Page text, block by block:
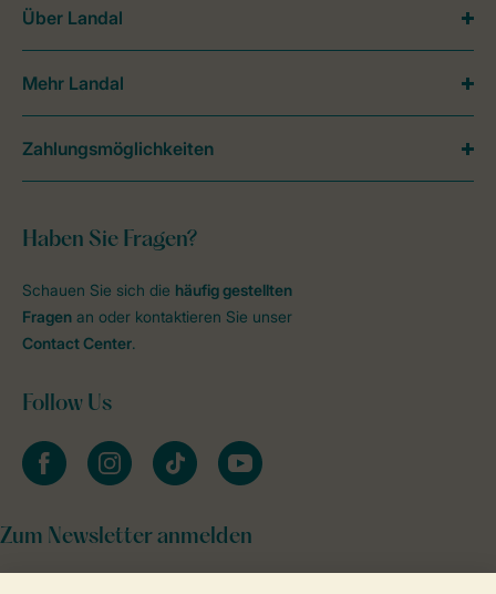
Haben Sie Fragen?
Schauen Sie sich die häufig gestellten
Fragen an oder kontaktieren Sie unser
Contact Center.
Follow Us
facebookinstagramtiktok youtube
Zum Newsletter anmelden
Über Landal
Mehr Landal
Zahlungsmöglichkeiten